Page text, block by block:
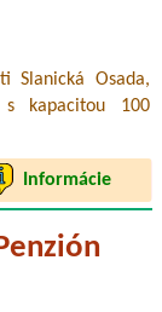
Slanická Osada,
s kapacitou 100
Informácie